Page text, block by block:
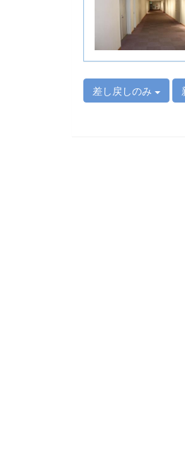
差し戻しのみ